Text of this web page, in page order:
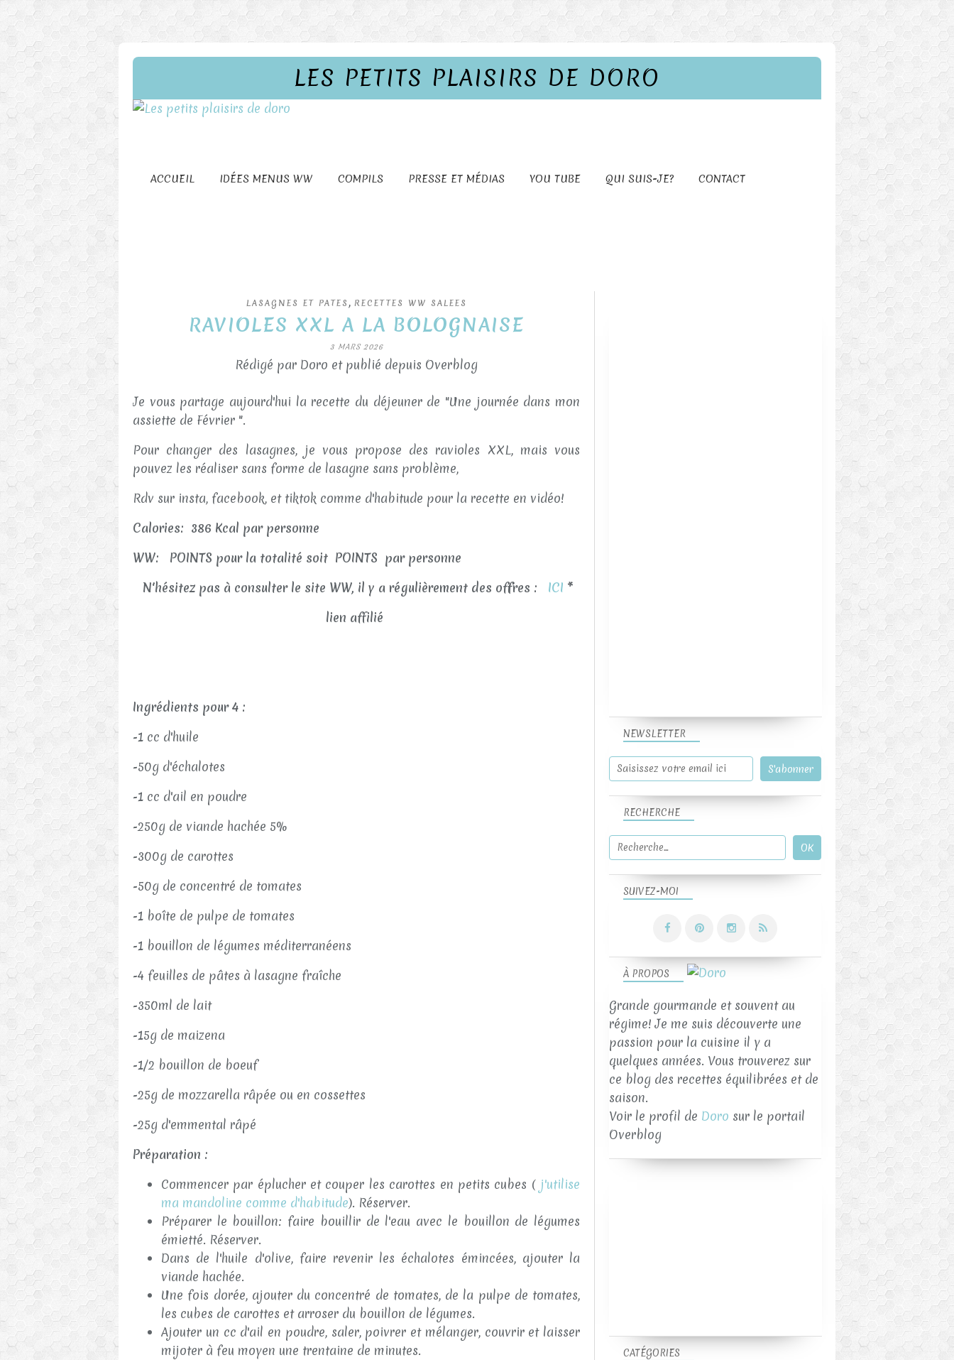
LES PETITS PLAISIRS DE DORO
ACCUEIL IDÉES MENUS WW COMPILS PRESSE ET MÉDIAS YOU TUBE QUI SUIS-JE? CONTACT
LASAGNES ET PATES , RECETTES WW SALEES
RAVIOLES XXL A LA BOLOGNAISE
3 MARS 2026
Rédigé par Doro et publié depuis Overblog
Je vous partage aujourd'hui la recette du déjeuner de "Une journée dans mon
assiette de Février ".
Pour changer des lasagnes, je vous propose des ravioles XXL, mais vous
pouvez les réaliser sans forme de lasagne sans problème,
Rdv sur insta, facebook, et tiktok comme d'habitude pour la recette en vidéo!
Calories: 386 Kcal par personne
WW: POINTS pour la totalité soit POINTS par personne
N'hésitez pas à consulter le site WW, il y a régulièrement des offres :
ICI *
lien affilié
Ingrédients pour 4 :
-1 cc d'huile
-50g d'échalotes
-1 cc d'ail en poudre
-250g de viande hachée 5%
-300g de carottes
-50g de concentré de tomates
-1 boîte de pulpe de tomates
-1 bouillon de légumes méditerranéens
-4 feuilles de pâtes à lasagne fraîche
-350ml de lait
-15g de maizena
-1/2 bouillon de boeuf
-25g de mozzarella râpée ou en cossettes
-25g d'emmental râpé
Préparation :
Commencer par éplucher et couper les carottes en petits cubes ( j'utilise
ma mandoline comme d'habitude). Réserver.
Préparer le bouillon: faire bouillir de l'eau avec le bouillon de légumes
émietté. Réserver.
Dans de l'huile d'olive, faire revenir les échalotes émincées, ajouter la
viande hachée.
Une fois dorée, ajouter du concentré de tomates, de la pulpe de tomates,
les cubes de carottes et arroser du bouillon de légumes.
Ajouter un cc d'ail en poudre, saler, poivrer et mélanger, couvrir et laisser
mijoter à feu moyen une trentaine de minutes.
NEWSLETTER
SUIVEZ-MOI
RECHERCHE
À PROPOS
Grande gourmande et souvent au
régime! Je me suis découverte une
passion pour la cuisine il y a
quelques années. Vous trouverez sur
ce blog des recettes équilibrées et de
saison.
Voir le profil de Doro sur le portail
Overblog
CATÉGORIES